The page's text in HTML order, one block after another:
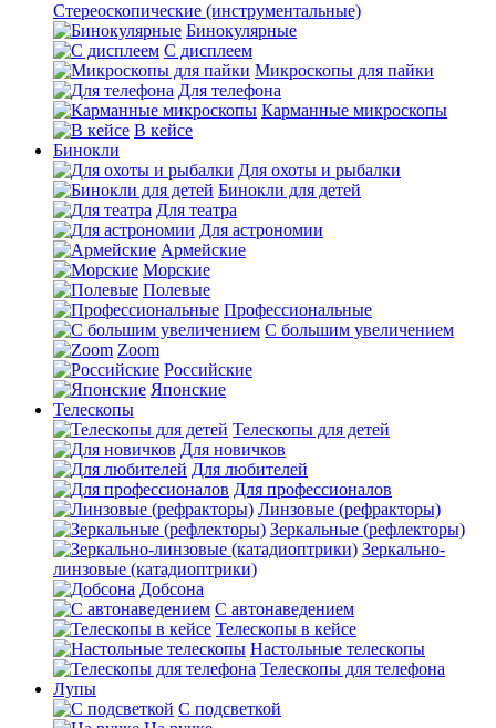
Стереоскопические (инструментальные)
Бинокулярные
С дисплеем
Микроскопы для пайки
Для телефона
Карманные микроскопы
В кейсе
Бинокли
Для охоты и рыбалки
Бинокли для детей
Для театра
Для астрономии
Армейские
Морские
Полевые
Профессиональные
С большим увеличением
Zoom
Российские
Японские
Телескопы
Телескопы для детей
Для новичков
Для любителей
Для профессионалов
Линзовые (рефракторы)
Зеркальные (рефлекторы)
Зеркально-
линзовые (катадиоптрики)
Добсона
С автонаведением
Телескопы в кейсе
Настольные телескопы
Телескопы для телефона
Лупы
С подсветкой